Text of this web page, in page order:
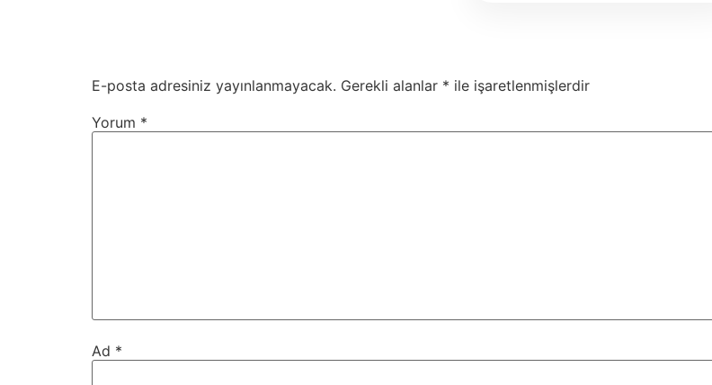
E-posta adresiniz yayınlanmayacak. Gerekli alanlar * ile işaretlenmişlerdir
Yorum *
Ad *